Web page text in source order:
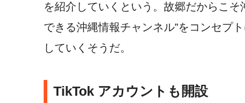
を紹介していくという。故郷だからこ
できる沖縄情報チャンネル”をコンセプ
していくそうだ。
TikTok アカウントも開設